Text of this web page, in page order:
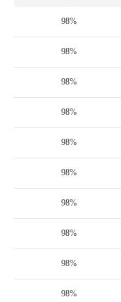
98%
98%
98%
98%
98%
98%
98%
98%
98%
98%